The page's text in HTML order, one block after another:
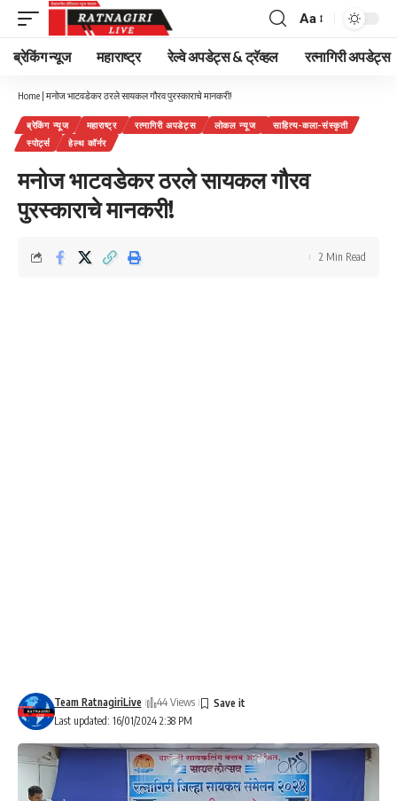
Font
Resizer
Aa
ब्रेकिंग न्यूज महाराष्ट्र रेल्वे अपडेट्स & ट्रॅव्हल रत्नागिरी अपडेट्स
Home | मनोज भाटवडेकर ठरले सायकल गौरव पुरस्काराचे मानकरी!
ब्रेकिंग न्यूज महाराष्ट्र रत्नागिरी अपडेट्स लोकल न्यूज
साहित्य-कला-संस्कृती
स्पोर्ट्स
हेल्थ कॉर्नर
मनोज भाटवडेकर ठरले सायकल गौरव
पुरस्काराचे मानकरी!
Last updated: 16/01/2024 2:38 PM
Team RatnagiriLive 44 Views
2 Min Read